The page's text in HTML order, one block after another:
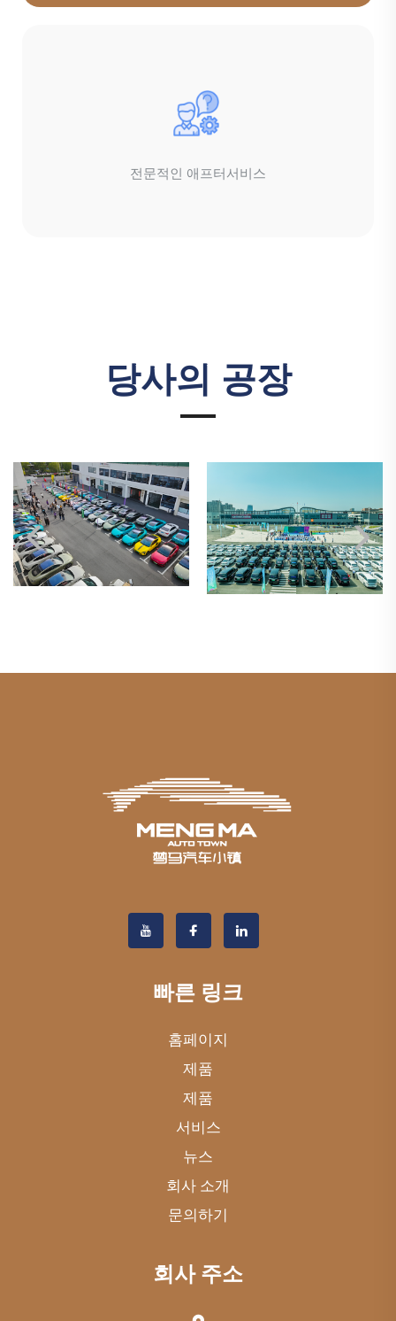
전문적인 애프터서비스
당사의 공장
빠른 링크
홈페이지
제품
제품
서비스
뉴스
회사 소개
문의하기
회사 주소